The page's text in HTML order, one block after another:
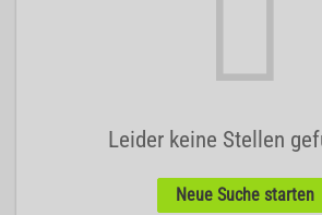
Leider keine Stellen
Neue Suche starten